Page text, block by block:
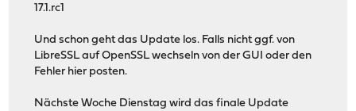
17.1.rc1
Und schon geht das Update los. Falls nicht ggf. von
LibreSSL auf OpenSSL wechseln von der GUI oder den
Fehler hier posten.
Nächste Woche Dienstag wird das finale Update